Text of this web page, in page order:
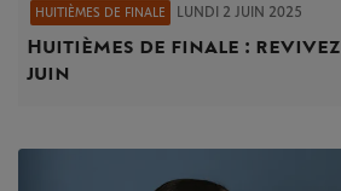
HUITIÈMES DE FINALE LUNDI 2 JUIN 2025
Huitièmes de finale :
juin